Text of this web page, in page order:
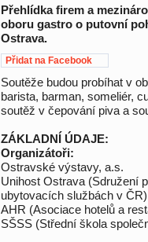
Přehlídka firem a
oboru gastro o putovní
Ostrava.
Přidat na Facebook
Soutěže budou probíhat v
barista, barman, someliér,
soutěž v čepování piva a
ZÁKLADNÍ ÚDAJE:
Organizátoři:
Ostravské výstavy, a.s.
Unihost Ostrava (Sdružení
ubytovacích službách v ČR)
AHR (Asociace hotelů a
SŠSS (Střední škola